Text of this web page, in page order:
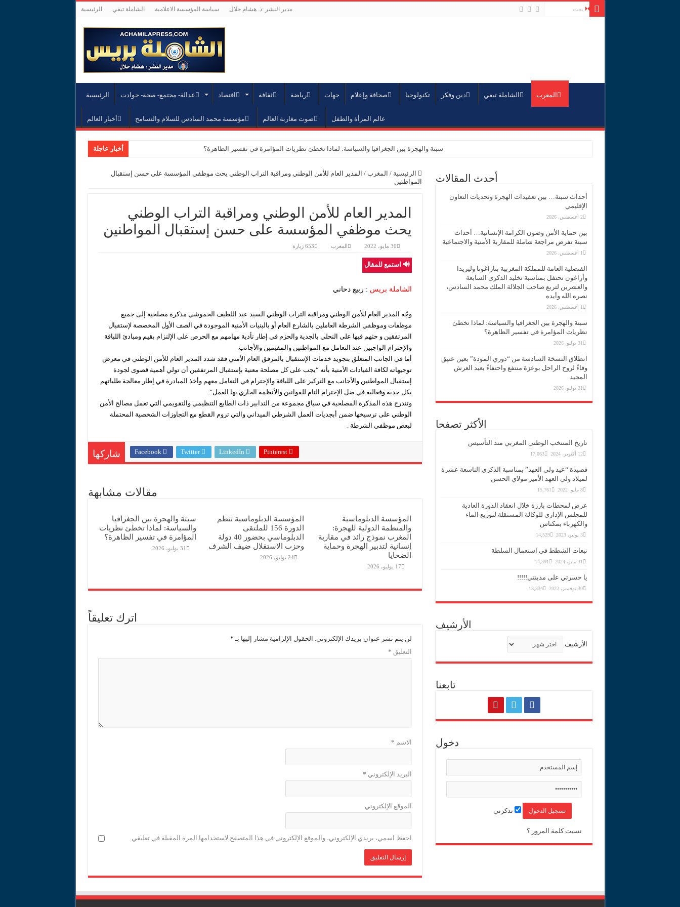
الرئيسية الشاملة تيفي سياسة المؤسسة الاعلامية مدير النشر :ذ. هشام حلال
الرئيسية عدالة- مجتمع- صحة- حوادت اقتصاد ثقافة رياضة جهات صحافة وإعلام تكنولوجيا دين وفكر الشاملة تيفي المغرب
أخبار العالم مؤسسة محمد السادس للسلام والتسامح صوت مغاربة العالم عالم المرأة والطفل
أخبار عاجلة سبتة والهجرة بين الجغرافيا والسياسة: لماذا تخطئ نظريات المؤامرة في تفسير الظاهرة؟
المؤسسة الدبلوماسية تنظم الدورة 156 للملتقى الدبلوماسي بحضور 40 دولة وحزب الاستقلال ضيف الشرف
المؤسسة الدبلوماسية والمنظمة الدولية للهجرة: المغرب نموذج رائد في مقاربة إنسانية لتدبير الهجرة وحماية الضحايا
زيدو لقدّام: من صرخة الگوم والطابور إلى طموح أسود الأطلس في مواجهة فرنسا
المؤسسة الدبلوماسية تفتح حواراً بين السلك الدبلوماسي وحزب العدالة والتنمية استعداداً لاستحقاقات 2026
تحالف منظمات صحراوية يطلق من جنيف “إعلان طفولة إفريقيا المسروقة” ويدعو لتعزيز حماية الأطفال من التجنيد
سلطات العرائش تطلق حملة إنسانية واسعة للتكفل بالأشخاص بدون مأوى
الرئيسية / المغرب / المدير العام للأمن الوطني ومراقبة التراب الوطني يحث موظفي المؤسسة على حسن إستقبال
المواطنين
المدير العام للأمن الوطني ومراقبة التراب الوطني
يحث موظفي المؤسسة على حسن إستقبال المواطنين
30 مايو، 2022 المغرب 653 زيارة
🔊 استمع للمقال
الشاملة بريس : ربيع دحاني
وجّه المدير العام للأمن الوطني ومراقبة التراب الوطني السيد عبد اللطيف الحموشي مذكرة مصلحية إلى جميع
موظفات وموظفي الشرطة العاملين بالشارع العام أو بالبنيات الأمنية الموجودة في الصف الأول المخصصة لإستقبال
المرتفقين و حثهم فيها على التحلي بالجدية والحزم في إطار تأدية مهامهم مع الحرص على الإلتزام بقيم ومبادئ اللباقة
والإحترام الواجبين عند التعامل مع المواطنين والمقيمين والأجانب.
أما في الجانب المتعلق بتجويد خدمات الإستقبال بالمرفق العام الأمني فقد شدد المدير العام للأمن الوطني في معرض
توجيهاته لكافة القيادات الأمنية بأنه “يجب على كل مصلحة معنية بإستقبال المرتفقين أن تولي أهمية قصوى لجودة
إستقبال المواطنين والأجانب مع التركيز على اللباقة والإحترام في التعامل معهم وأخذ المبادرة في إطار معالجة طلباتهم
بكل جدية وفعالية في ضل الإحترام التام للقوانين والأنظمة الجاري بها العمل”.
وتندرج هذه المذكرة المصلحية في سياق مجموعة من التدابير ذات الطابع التنظيمي والتقويمي التي تعمل مصالح الأمن
الوطني على ترسيخها ضمن أبجديات العمل الشرطي الميداني والتي تروم القطع مع التجاوزات الشخصية المحتملة
لبعض موظفي الشرطة .
شاركها Facebook Twitter LinkedIn Pinterest
مقالات مشابهة
سبتة والهجرة بين الجغرافيا
والسياسة: لماذا تخطئ نظريات
المؤامرة في تفسير الظاهرة؟
31 يوليو، 2026
المؤسسة الدبلوماسية تنظم
الدورة 156 للملتقى
الدبلوماسي بحضور 40 دولة
وحزب الاستقلال ضيف الشرف
24 يوليو، 2026
المؤسسة الدبلوماسية
والمنظمة الدولية للهجرة:
المغرب نموذج رائد في مقاربة
إنسانية لتدبير الهجرة وحماية
الضحايا
17 يوليو، 2026
اترك تعليقاً
لن يتم نشر عنوان بريدك الإلكتروني. الحقول الإلزامية مشار إليها بـ *
التعليق *
الاسم *
البريد الإلكتروني *
الموقع الإلكتروني
احفظ اسمي، بريدي الإلكتروني، والموقع الإلكتروني في هذا المتصفح لاستخدامها المرة المقبلة في تعليقي.
أحدث المقالات
أحداث سبتة… بين تعقيدات الهجرة وتحديات التعاون
الإقليمي
2 أغسطس، 2026
بين حماية الأمن وصون الكرامة الإنسانية… أحداث
سبتة تفرض مراجعة شاملة للمقاربة الأمنية والاجتماعية
1 أغسطس، 2026
القنصلية العامة للمملكة المغربية بتاراغونا وليريدا
وأراغون تحتفل بمناسبة تخليد الذكرى السابعة
والعشرين لتربع صاحب الجلالة الملك محمد السادس،
نصره الله وأيده
1 أغسطس، 2026
سبتة والهجرة بين الجغرافيا والسياسة: لماذا تخطئ
نظريات المؤامرة في تفسير الظاهرة؟
31 يوليو، 2026
انطلاق النسخة السادسة من “دوري المودة” بعين عتيق
وفاءً لروح الراحل بوعزة منتفع واحتفاءً بعيد العرش
المجيد
31 يوليو، 2026
الأكثر تصفحا
تاريخ المنتخب الوطني المغربي منذ التأسيس
12 أكتوبر، 2024 17,063
قصيدة “عيد ولي العهد” بمناسبة الذكرى التاسعة عشرة
لميلاد ولي العهد الأمير مولاي الحسن
8 مايو، 2022 15,761
عرض لمحطات بارزة خلال انعقاد الدورة العادية
للمجلس الإداري للوكالة المستقلة لتوزيع الماء
والكهرباء بمكناس
3 يوليو، 2023 14,529
تبعات الشطط في استعمال السلطة
31 مايو، 2024 14,391
يا حسرتي على مدينتي!!!!!
30 نوفمبر، 2022 13,334
الأرشيف
الأرشيف
تابعنا
دخول
تذكرني
نسيت كلمة المرور ؟